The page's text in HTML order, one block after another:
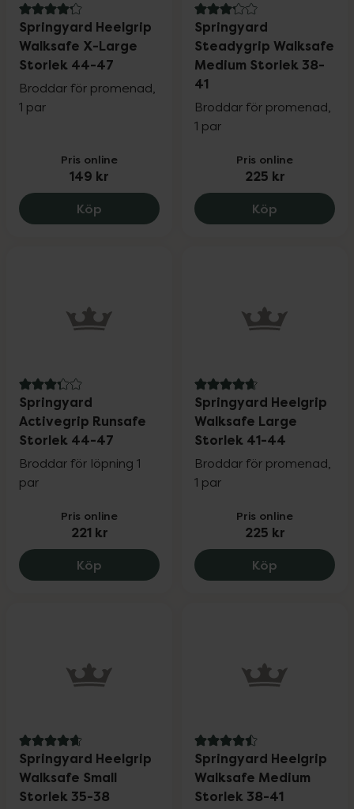
4.2 av 5 i omdöme
Springyard Heelgrip
Walksafe X-Large
Storlek 44-47
Broddar för promenad,
1 par
Pris online
149 kr
Köp Springyard Heelgrip Walksafe X-
3.2 av 5 i omdöme
Springyard
Steadygrip Walksafe
Medium Storlek 38-
41
Broddar för promenad,
1 par
Pris online
225 kr
Köp
3.3 av 5 i omdöme
Springyard
Activegrip Runsafe
Storlek 44-47
Broddar för löpning 1
par
Pris online
221 kr
Köp Springyard Activegrip Runsafe Storlek
4.8 av 5 i omdöme
Springyard Heelgrip
Walksafe Large
Storlek 41-44
Broddar för promenad,
1 par
Pris online
225 kr
Köp
4.7 av 5 i omdöme
Springyard Heelgrip
Walksafe Small
Storlek 35-38
4.5 av 5 i omdöme
Springyard Heelgrip
Walksafe Medium
Storlek 38-41